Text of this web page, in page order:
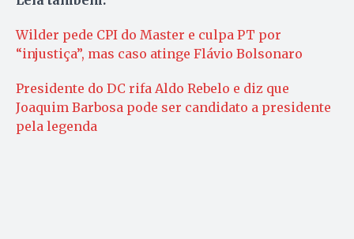
Wilder pede CPI do Master e culpa PT por
“injustiça”, mas caso atinge Flávio Bolsonaro
Presidente do DC rifa Aldo Rebelo e diz que
Joaquim Barbosa pode ser candidato a presidente
pela legenda